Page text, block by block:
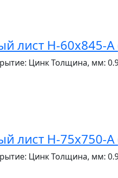
лист Н-60x845-
ЦинкТолщина, мм:
лист Н-75x750-
ЦинкТолщина, мм: